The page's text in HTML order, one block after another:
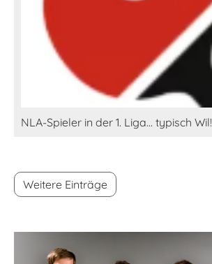
NLA-Spieler in der 1. Liga... typisch Wil!
Weitere Einträge